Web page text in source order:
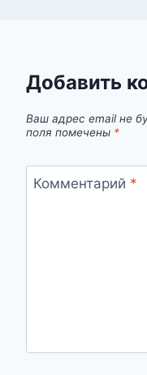
Добавить
Ваш адрес email не
поля помечены *
Комментарий *